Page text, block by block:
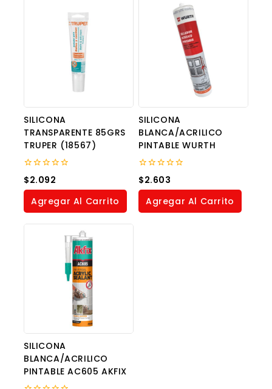
SILICONA
TRANSPARENTE 85GRS
TRUPER (18567)
0
out
of
$2.092
Agregar Al Carrito
SILICONA
BLANCA/ACRILICO
PINTABLE WURTH
0
out
of
$2.603
Agregar Al Carrito
SILICONA
BLANCA/ACRILICO
PINTABLE AC605 AKFIX